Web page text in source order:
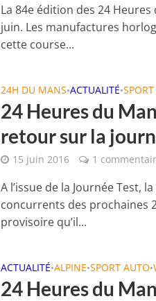
La 84e édition des 24
juin. Les manufactures
cette course...
24H DU MANS•ACTUALITÉ•
24 Heures du
retour sur la
15 juin 2016 1
A l’issue de la Journée Test,
concurrents des prochaines
provisoire qu’il...
ACTUALITÉ•ALPINE•SPORT AUTO•
24 Heures du